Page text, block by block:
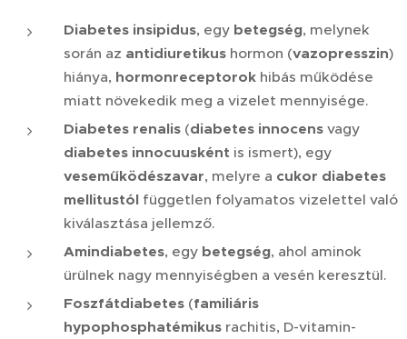
Diabetes insipidus, egy betegség, melynek
során az antidiuretikus hormon (vazopresszin)
hiánya, hormonreceptorok hibás működése
miatt növekedik meg a vizelet mennyisége.
Diabetes renalis (diabetes innocens vagy
diabetes innocuusként is ismert), egy
veseműködészavar, melyre a cukor diabetes
mellitustól független folyamatos vizelettel való
kiválasztása jellemző.
Amindiabetes, egy betegség, ahol aminok
ürülnek nagy mennyiségben a vesén keresztül.
Foszfátdiabetes (familiáris
hypophosphatémikus rachitis, D-vitamin-